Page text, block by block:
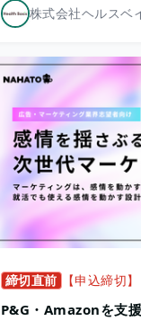
株式会社ヘルスベ
締切直前 【申込締切
P&G・Amazonを支